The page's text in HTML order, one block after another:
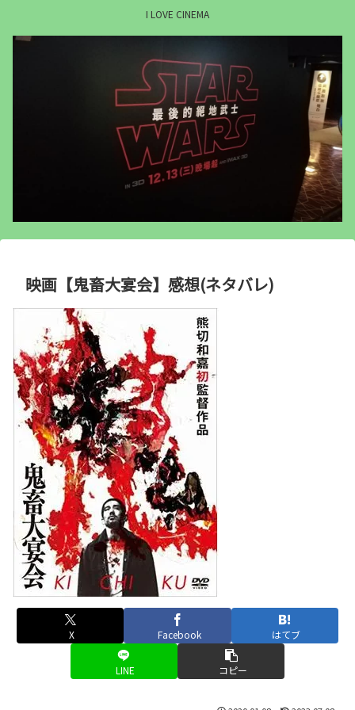
I LOVE CINEMA
映画【鬼畜大宴会】感想(ネタバレ)
X Facebook はてブ
LINE コピー